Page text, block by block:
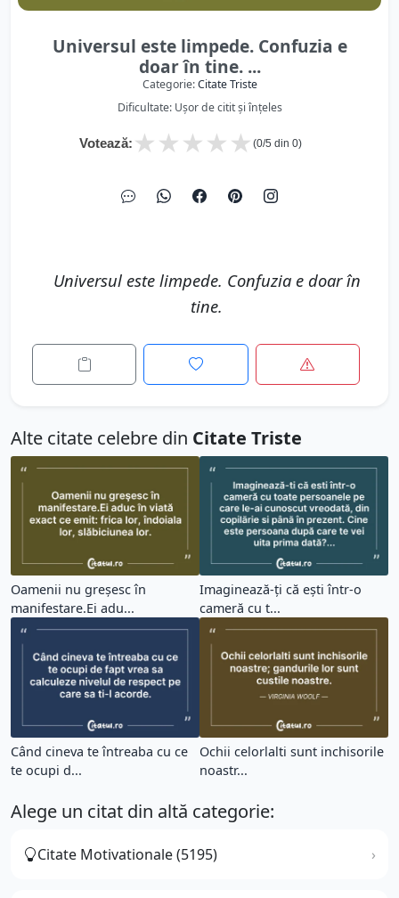
Universul este limpede. Confuzia e
doar în tine. ...
Categorie:Citate Triste
Dificultate: Ușor de citit și înțeles
Votează: ★
★
★
★
★ (0/5 din 0)
Universul este limpede. Confuzia e doar în
tine.
Alte citate celebre din Citate Triste
Oamenii nu greşesc în
manifestare.Ei adu...
Imaginează-ți că ești într-o
cameră cu t...
Când cineva te întreaba cu ce
te ocupi d...
Ochii celorlalti sunt inchisorile
noastr...
Alege un citat din altă categorie:
Citate Motivationale (5195)